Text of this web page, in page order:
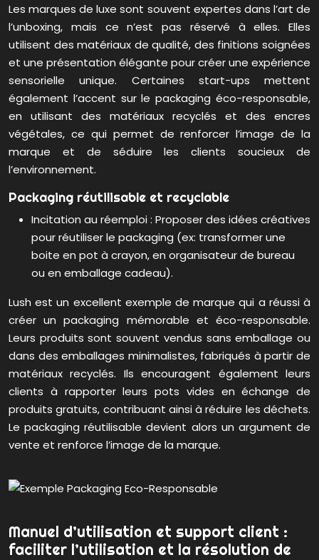
Les marques de luxe sont souvent expertes dans l’art de
l’unboxing, mais ce n’est pas réservé à elles. Elles
utilisent des matériaux de qualité, des finitions soignées
et une présentation élégante pour créer une expérience
sensorielle unique. Certaines start-ups mettent
également l’accent sur le packaging éco-responsable,
en utilisant des matériaux recyclés et des encres
végétales, ce qui permet de renforcer l’image de la
marque et de séduire les clients soucieux de
l’environnement.
Packaging réutilisable et recyclable
Incitation au réemploi : Proposer des idées créatives
pour réutiliser le packaging (ex: transformer une
boite en pot à crayon, en organisateur de bureau
ou en emballage cadeau).
Lush est un excellent exemple de marque qui a réussi à
créer un packaging mémorable et éco-responsable.
Leurs produits sont souvent vendus sans emballage ou
dans des emballages minimalistes, fabriqués à partir de
matériaux recyclés. Ils encouragent également leurs
clients à rapporter leurs pots vides en échange de
produits gratuits, contribuant ainsi à réduire les déchets.
Le packaging réutilisable devient alors un argument de
vente et renforce l’image de la marque.
Manuel d’utilisation et support client :
faciliter l’utilisation et la résolution de